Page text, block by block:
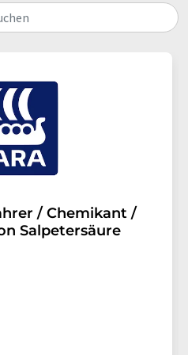
und Probenreinigung.
und
Reihe von Proben – ESI kann
Präzision und
zu verbessern.
/ Chemikant /
Salpetersäure